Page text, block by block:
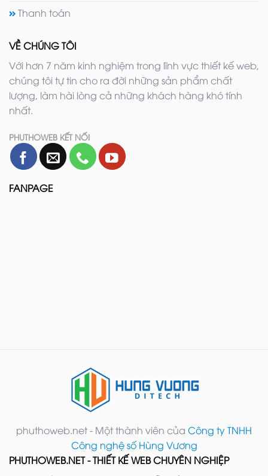
Thanh toán
VỀ CHÚNG TÔI
Với hơn 7 năm kinh nghiệm trong lĩnh vực thiết kế web,
chúng tôi tự tin cho ra đời những sản phẩm chất
lượng, làm hài lòng cả những khách hàng khó tính
nhất.
PHUTHOWEB KẾT NỐI
FANPAGE
phuthoweb.net - Một thành viên của Công ty TNHH
Công nghệ số Hùng Vương
PHUTHOWEB.NET - THIẾT KẾ WEB CHUYÊN NGHIỆP